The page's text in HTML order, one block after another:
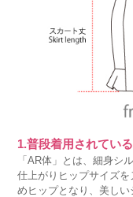
1.普段着用されてい
「AR体」とは、細身シ
仕上がりヒップサイズ
めヒップとなり、美しい